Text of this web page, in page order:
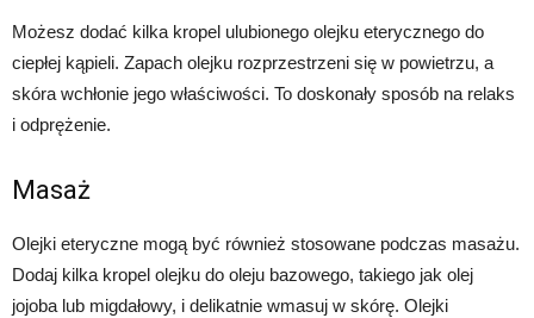
Możesz dodać kilka kropel ulubionego olejku eterycznego do
ciepłej kąpieli. Zapach olejku rozprzestrzeni się w powietrzu, a
skóra wchłonie jego właściwości. To doskonały sposób na relaks
i odprężenie.
Masaż
Olejki eteryczne mogą być również stosowane podczas masażu.
Dodaj kilka kropel olejku do oleju bazowego, takiego jak olej
jojoba lub migdałowy, i delikatnie wmasuj w skórę. Olejki